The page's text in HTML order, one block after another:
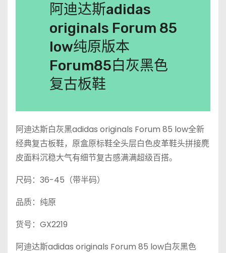
阿迪达斯adidas
originals Forum 85
low纯原版本
Forum85白灰黑色
复古板鞋
阿迪达斯白灰黑adidas originals Forum 85 low全新
经典复古板鞋，原盒原标鞋全头层白色皮革鞋头拼接麂
皮面料沉稳大气有细节复古感满满超级百搭。
尺码：36-45（带半码）
品质：纯原
货号：GX2219
阿迪达斯adidas originals Forum 85 low白灰黑色